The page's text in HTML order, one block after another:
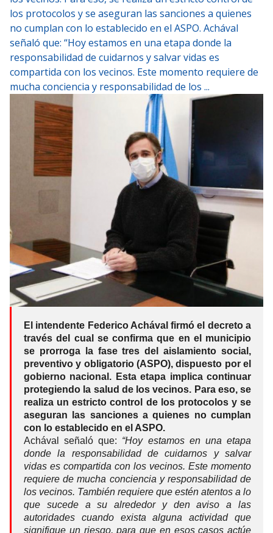
los protocolos y se aseguran las sanciones a quienes
no cumplan con lo establecido en el ASPO. Achával
señaló que: “Hoy estamos en una etapa donde la
responsabilidad de cuidarnos y salvar vidas es
compartida con los vecinos. Este momento requiere de
mucha conciencia y responsabilidad de los ...
El intendente Federico Achával firmó el decreto a
través del cual se confirma que en el municipio
se prorroga la fase tres del aislamiento social,
preventivo y obligatorio (ASPO), dispuesto por el
gobierno nacional. Esta etapa implica continuar
protegiendo la salud de los vecinos. Para eso, se
realiza un estricto control de los protocolos y se
aseguran las sanciones a quienes no cumplan
con lo establecido en el ASPO.
Achával señaló que: “Hoy estamos en una etapa
donde la responsabilidad de cuidarnos y salvar
vidas es compartida con los vecinos. Este momento
requiere de mucha conciencia y responsabilidad de
los vecinos. También requiere que estén atentos a lo
que sucede a su alrededor y den aviso a las
autoridades cuando exista alguna actividad que
signifique un riesgo, para que en esos casos actúe